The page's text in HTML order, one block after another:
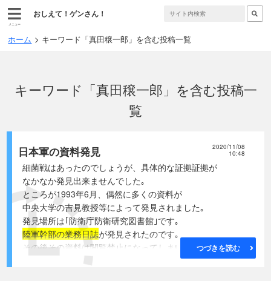
メニュー
おしえて！ゲンさん！
ホーム キーワード「真田穣一郎」を含む投稿一覧
キーワード「真田穣一郎」を含む投稿一
覧
日本軍の資料発見 2020/11/08
10:48
細菌戦はあったのでしょうが、具体的な証拠証拠が
なかなか発見出来ませんでした｡
ところが1993年6月、偶然に多くの資料が
中央大学の吉見教授等によって発見されました｡
発見場所は｢防衛庁防衛研究図書館｣です｡
陸軍幹部の業務日誌が発見されたのです｡
その後その資料は閲覧禁止になってしまいましたが,
日本政府保管の正式資料ですから重大な証拠となります｡
つづきを読む